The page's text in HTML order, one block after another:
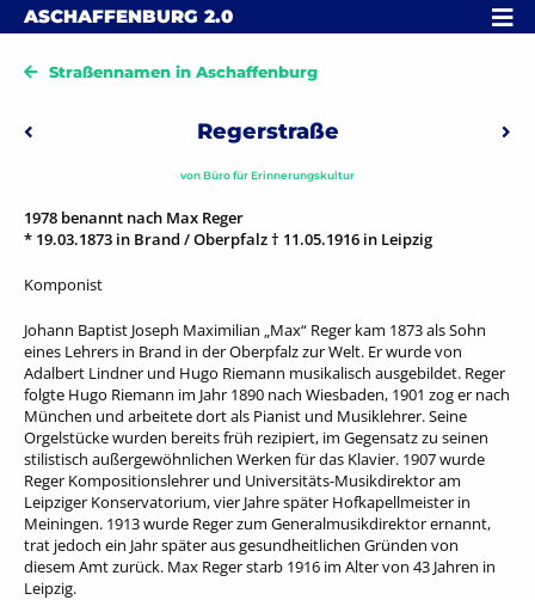
Skip to content
ASCHAFFENBURG 2.0 MENÜ
Straßennamen in Aschaffenburg
Beitragsnavigation
Vorheriger: Reigersbergstraße
Regerstraße
vonBüro für Erinnerungskultur
1978 benannt nach Max Reger
* 19.03.1873 in Brand / Oberpfalz † 11.05.1916 in Leipzig
Komponist
Johann Baptist Joseph Maximilian „Max“ Reger kam 1873 als Sohn
eines Lehrers in Brand in der Oberpfalz zur Welt. Er wurde von
Adalbert Lindner und Hugo Riemann musikalisch ausgebildet. Reger
folgte Hugo Riemann im Jahr 1890 nach Wiesbaden, 1901 zog er nach
München und arbeitete dort als Pianist und Musiklehrer. Seine
Orgelstücke wurden bereits früh rezipiert, im Gegensatz zu seinen
stilistisch außergewöhnlichen Werken für das Klavier. 1907 wurde
Reger Kompositionslehrer und Universitäts-Musikdirektor am
Leipziger Konservatorium, vier Jahre später Hofkapellmeister in
Meiningen. 1913 wurde Reger zum Generalmusikdirektor ernannt,
trat jedoch ein Jahr später aus gesundheitlichen Gründen von
diesem Amt zurück. Max Reger starb 1916 im Alter von 43 Jahren in
Leipzig.